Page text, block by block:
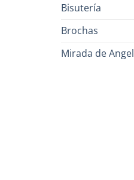
Bisutería
Brochas
Mirada de Angel